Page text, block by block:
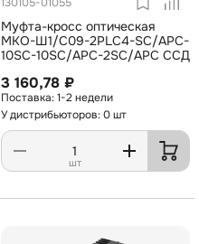
Муфта-кросс оптическая
МКО-Ш1/С09-2PLC4-SC/APC-
10SC-10SC/APC-2SC/APC ССД
3 160,78 ₽
1-2 недели
У дистрибьюторов: 0 шт
шт